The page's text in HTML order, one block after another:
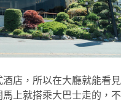
店，所以在大廳就能看見
上就搭乘大巴士走的，不